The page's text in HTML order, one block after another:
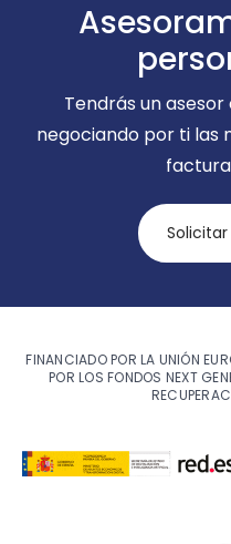
Tendrás un
negociando por ti las
FINANCIADO POR LA UNIÓN
POR LOS FONDOS NEXT